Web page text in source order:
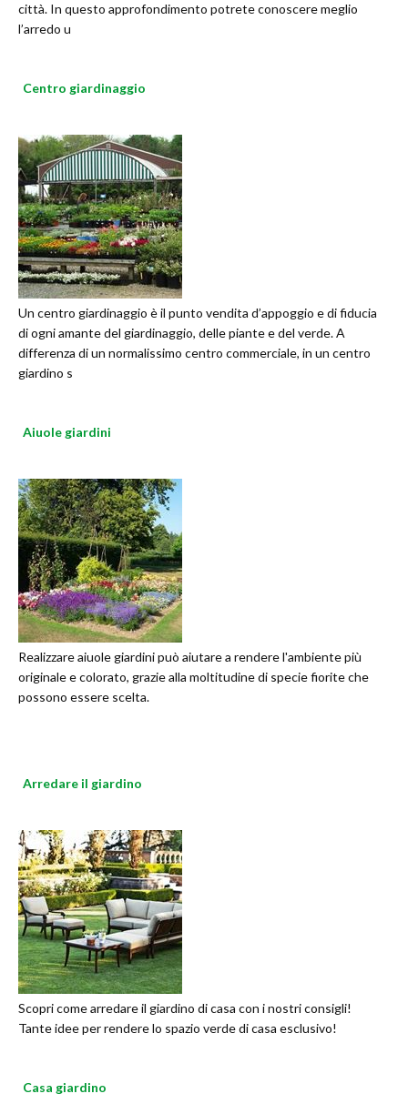
città. In questo approfondimento potrete conoscere meglio
l’arredo u
Centro giardinaggio
Un centro giardinaggio è il punto vendita d’appoggio e di fiducia
di ogni amante del giardinaggio, delle piante e del verde. A
differenza di un normalissimo centro commerciale, in un centro
giardino s
Aiuole giardini
Realizzare aiuole giardini può aiutare a rendere l'ambiente più
originale e colorato, grazie alla moltitudine di specie fiorite che
possono essere scelta.
Arredare il giardino
Scopri come arredare il giardino di casa con i nostri consigli!
Tante idee per rendere lo spazio verde di casa esclusivo!
Casa giardino